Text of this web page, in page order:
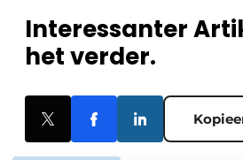
Interessanter
het verder.